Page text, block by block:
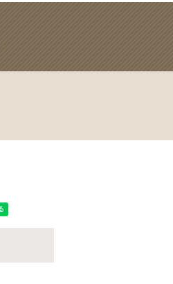
search